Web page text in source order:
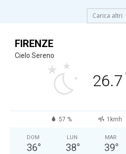
Carica altri
FIRENZE
Cielo Sereno
26.7
57 % 1kmh
DOM
36°
LUN
38°
MAR
39°